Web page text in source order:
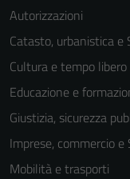
Autorizzazioni
Catasto, urbanistica e
Cultura e tempo libero
Educazione e
Giustizia, sicurezza
Imprese, commercio e
Mobilità e trasporti